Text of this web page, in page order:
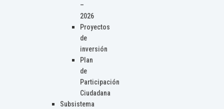
–
2026
Proyectos
de
inversión
Plan
de
Participación
Ciudadana
Subsistema